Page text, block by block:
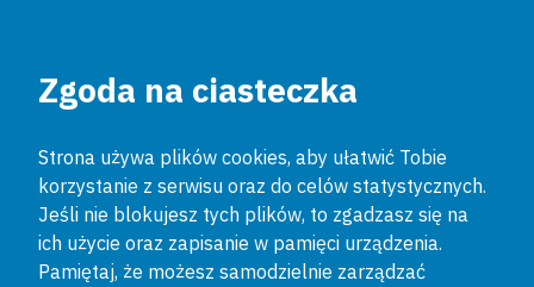
Zgoda na ciasteczka
Strona używa plików cookies, aby ułatwić Tobie
korzystanie z serwisu oraz do celów statystycznych.
Jeśli nie blokujesz tych plików, to zgadzasz się na
ich użycie oraz zapisanie w pamięci urządzenia.
Pamiętaj, że możesz samodzielnie zarządzać